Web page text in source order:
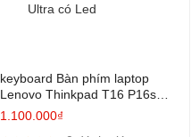
keyboard Bàn phím laptop
Lenovo Thinkpad T16 P16s
P16v Gen 3th 4th Ultra có Led
1.100.000₫